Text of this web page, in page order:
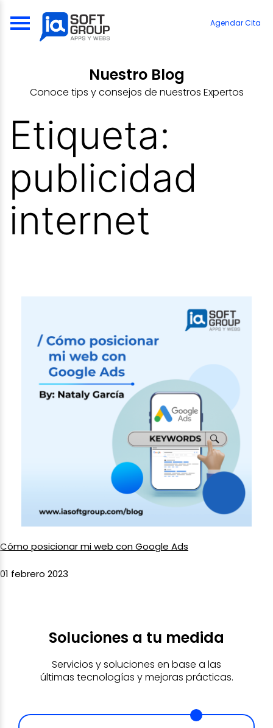
Agendar Cita
Nuestro Blog
Conoce tips y consejos de nuestros Expertos
Etiqueta:
publicidad
internet
Cómo posicionar mi web con Google Ads
01 febrero 2023
Soluciones a tu medida
Servicios y soluciones en base a las
últimas tecnologías y mejoras prácticas.